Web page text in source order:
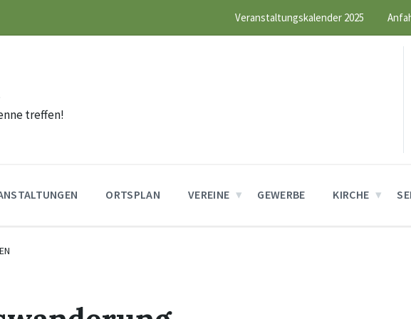
Veranstaltungskalender 2025
treffen!
ORTSPLAN VEREINE GEWERBE KIRCHE